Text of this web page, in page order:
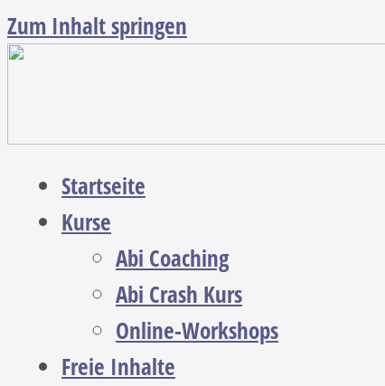
Zum Inhalt springen
Startseite
Kurse
Abi Coaching
Abi Crash Kurs
Online-Workshops
Freie Inhalte